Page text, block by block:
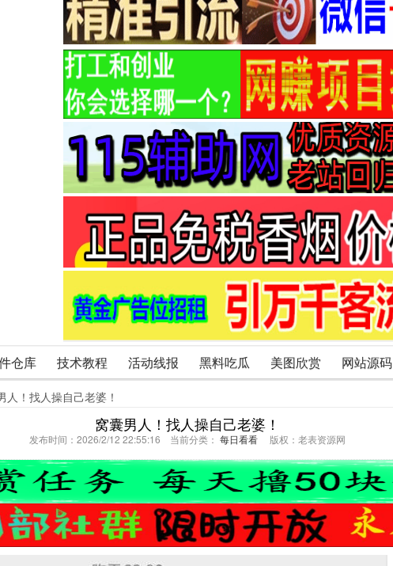
仓库 技术教程 活动线报 黑料吃瓜 美图欣赏 网站源码
人！找人操自己老婆！
窝囊男人！找人操自己老婆！
发布时间：2026/2/12 22:55:16 当前分类： 每日看看 版权：老表资源网